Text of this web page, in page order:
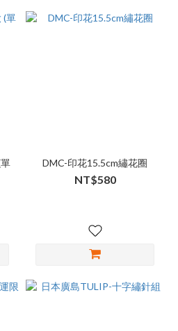
DMC-印花15.5cm繡花圈
NT$580